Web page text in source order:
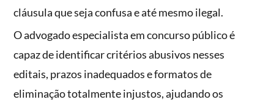
cláusula que seja confusa e até mesmo ilegal.
O advogado especialista em concurso público é
capaz de identificar critérios abusivos nesses
editais, prazos inadequados e formatos de
eliminação totalmente injustos, ajudando os